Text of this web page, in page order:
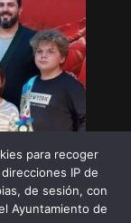
para recoger
IP de
de sesión, con
Ayuntamiento de